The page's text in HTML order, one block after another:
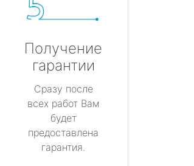
Получение
гарантии
Сразу после
всех работ Вам
будет
предоставлена
гарантия.